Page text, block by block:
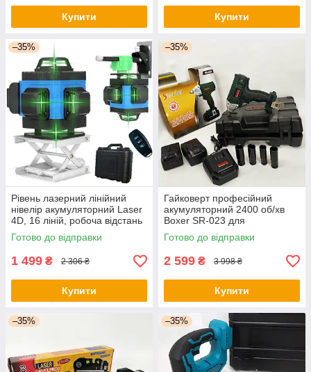
Купити Купити
–35%
Рівень лазерний лінійний
нівелір акумуляторний Laser
4D, 16 ліній, робоча відстань
30м, у валізі - оригінал
Готово до відправки
1 499 ₴ 2 306 ₴
Купити
–35%
Гайковерт професійний
акумуляторний 2400 об/хв
Boxer SR-023 для
автосервісу - оригінал
Готово до відправки
2 599 ₴ 3 998 ₴
Купити
–35% –35%